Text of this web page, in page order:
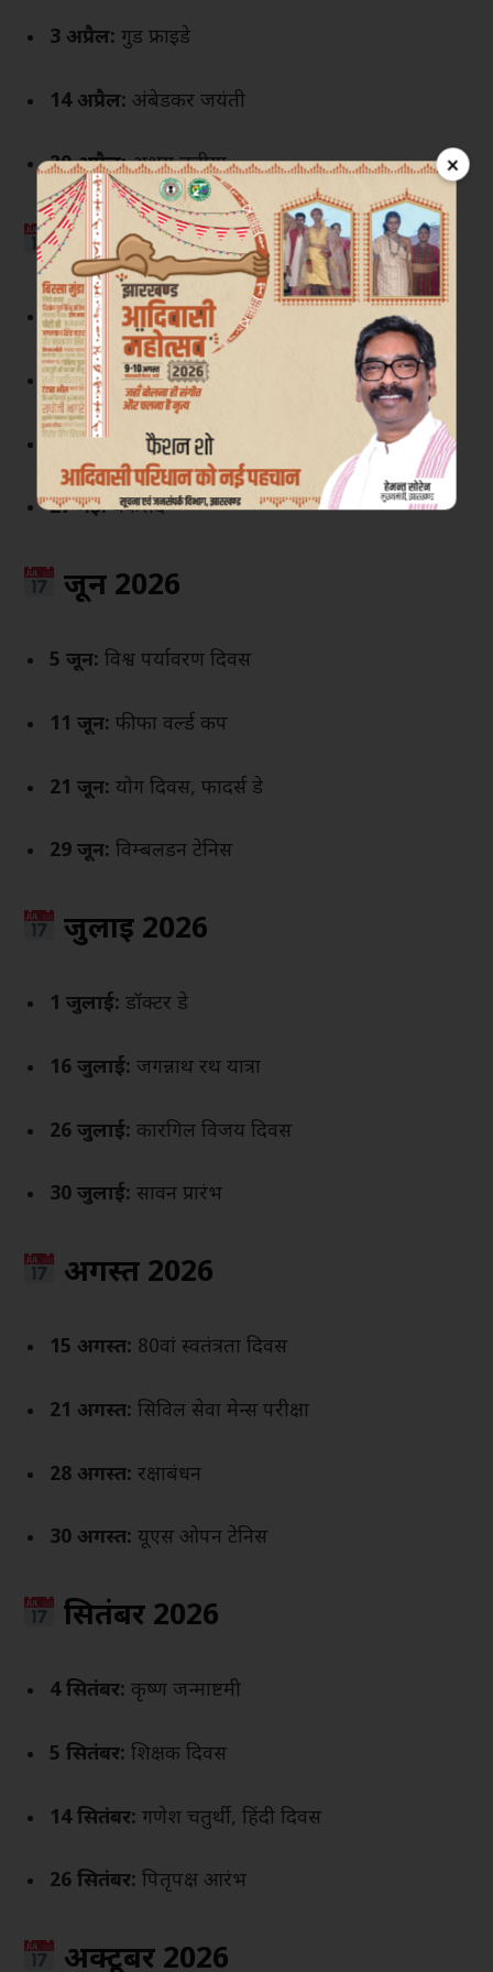
×
3 अप्रैल: गुड फ्राइडे
14 अप्रैल: अंबेडकर जयंती
20 अप्रैल:अक्षय तृतीया
मई 2026
1 मई:बुद्ध पूर्णिमा, मजदूर दिवस
17 मई: JEE एडवांस
24 मई:UPSC प्रीलिम्स
27 मई:बकरीद
जून 2026
5 जून: विश्व पर्यावरण दिवस
11 जून: फीफा वर्ल्ड कप
21 जून: योग दिवस, फादर्स डे
29 जून: विम्बलडन टेनिस
जुलाई 2026
1 जुलाई: डॉक्टर डे
16 जुलाई: जगन्नाथ रथ यात्रा
26 जुलाई: कारगिल विजय दिवस
30 जुलाई: सावन प्रारंभ
अगस्त 2026
15 अगस्त: 80वां स्वतंत्रता दिवस
21 अगस्त: सिविल सेवा मेन्स परीक्षा
28 अगस्त: रक्षाबंधन
30 अगस्त: यूएस ओपन टेनिस
सितंबर 2026
4 सितंबर: कृष्ण जन्माष्टमी
5 सितंबर: शिक्षक दिवस
14 सितंबर: गणेश चतुर्थी, हिंदी दिवस
26 सितंबर: पितृपक्ष आरंभ
अक्टूबर 2026